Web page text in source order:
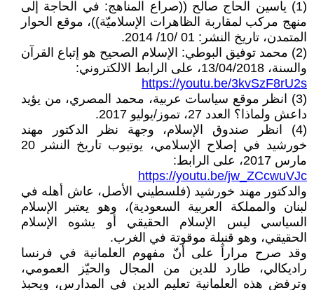
(1) ياسين الحاج صالح ((صراع المناهج: في الحاجة إلى
منهج مركب لمقاربة الظاهرات الإسلاميّة))، موقع الحوار
المتمدن، تاريخ النشر: 01 /10/ 2014.
(2) محمد توفيق البوطي: الإسلام الصحيح هو إتباع القرآن
والسنة، 13/04/2018، على الرابط الالكتروني:
https://youtu.be/3kvSzF8rU2s
(3) انظر موقع سياسات عربية، محمد المصري، من يؤيد
داعش ولماذا؟ العدد 27، تموز/يوليو 2017.
(4) انظر صندوق الإسلام، وجهة نظر الدكتور مهند
خورشيد في إصلاح الإسلامي، يوتيوب تاريخ النشر 20
مارس 2017، على الرابط:
https://youtu.be/jw_ZCcwuVJc
والدكتور مهند خورشيد (فلسطيني الأصل، عاش أهله في
لبنان والمملكة العربية السعودية)، وهو يعتبر الإسلام
السياسي ليس الإسلام الحقيقي أو يشوه الإسلام
الحقيقي، وهو قنبلة موقوتة في الغرب.
وقد صرح مراراً على أنّ مفهوم العلمانية في فرنسا
راديكالي، طارد للدين من المجال والحيّز العمومي،
وترفض هذه العلمانية تعليم الدين في المدارس، ويحبذ